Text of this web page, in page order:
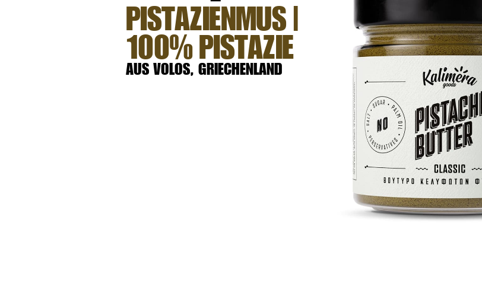
PISTAZIENMUS |
100% PISTAZIE
AUS VOLOS, GRIECHENLAND